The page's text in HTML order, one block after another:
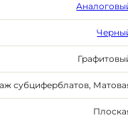
субциферблатов,